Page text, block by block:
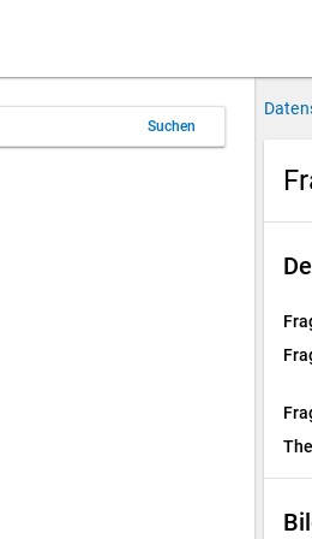
Suchen